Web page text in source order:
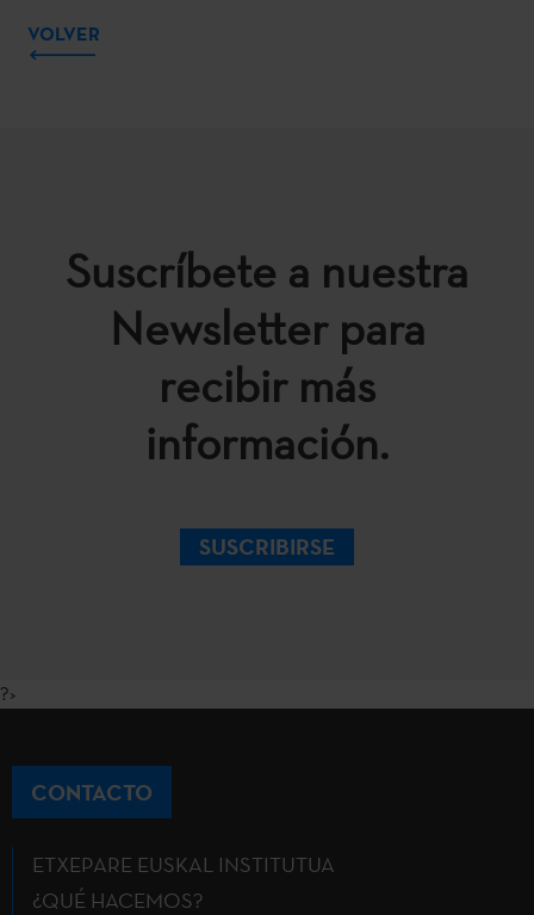
VOLVER
Suscríbete a nuestra
Newsletter para
recibir más
información.
SUSCRIBIRSE
?>
CONTACTO
ETXEPARE EUSKAL INSTITUTUA
¿QUÉ HACEMOS?